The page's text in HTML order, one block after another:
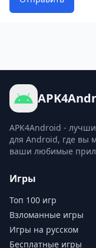
APK4Android -
для Android, где вы
ваши любимые
Игры
Топ 100 игр
Взломанные игры
Игры на русском
Бесплатные игры